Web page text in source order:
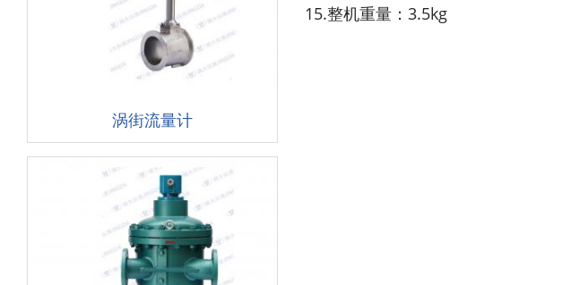
涡街流量计
15.整机重量：3.5kg